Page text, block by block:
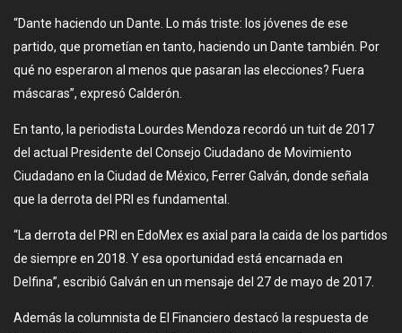
“Dante haciendo un Dante. Lo más triste: los jóvenes de ese
partido, que prometían en tanto, haciendo un Dante también. Por
qué no esperaron al menos que pasaran las elecciones? Fuera
máscaras”, expresó Calderón.
En tanto, la periodista Lourdes Mendoza recordó un tuit de 2017
del actual Presidente del Consejo Ciudadano de Movimiento
Ciudadano en la Ciudad de México, Ferrer Galván, donde señala
que la derrota del PRI es fundamental.
“La derrota del PRI en EdoMex es axial para la caida de los partidos
de siempre en 2018. Y esa oportunidad está encarnada en
Delfina”, escribió Galván en un mensaje del 27 de mayo de 2017.
Además la columnista de El Financiero destacó la respuesta de